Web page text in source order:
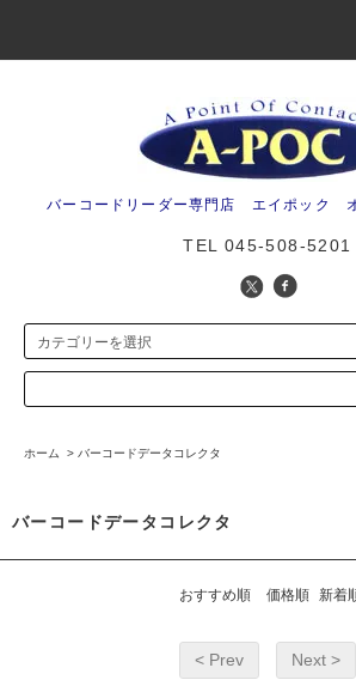
バーコードリーダー専門店 エイポック
TEL 045-508-5201
ホーム > バーコードデータコレクタ
バーコードデータコレクタ
おすすめ順 価格順 新着
< Prev Next >